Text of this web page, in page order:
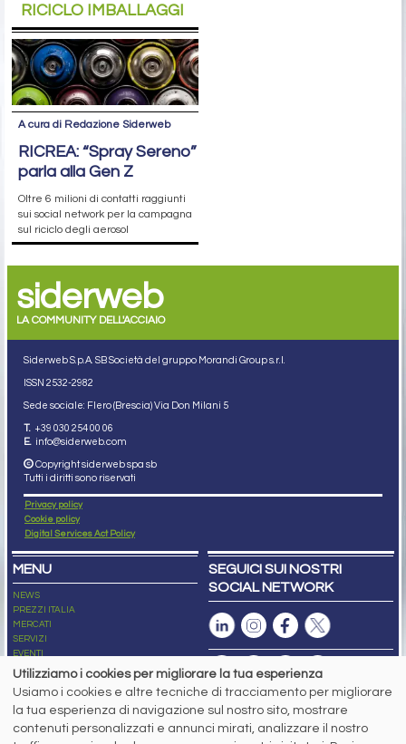
RICICLO IMBALLAGGI
A cura di Redazione Siderweb
RICREA: “Spray Sereno”
parla alla Gen Z
Oltre 6 milioni di contatti raggiunti
sui social network per la campagna
sul riciclo degli aerosol
siderweb
LA COMMUNITY DELL'ACCIAIO
Siderweb S.p.A. SB Società del gruppo Morandi Group s.r.l.
ISSN 2532-2982
Sede sociale: Flero (Brescia) Via Don Milani 5
T. +39 030 254 00 06
E. info@siderweb.com
Copyright siderweb spa sb
Tutti i diritti sono riservati
Privacy policy
Cookie policy
Digital Services Act Policy
MENU
NEWS
PREZZI ITALIA
MERCATI
SERVIZI
EVENTI
ABBONAMENTI
NEWSLETTER
SEGUICI SUI NOSTRI
SOCIAL NETWORK
Capitale Sociale: 190.000€ interamente versato
Registro delle Imprese di Brescia
Utilizziamo i cookies per migliorare la tua esperienza
Usiamo i cookies e altre tecniche di tracciamento per migliorare
la tua esperienza di navigazione sul nostro sito, mostrare
contenuti personalizzati e annunci mirati, analizzare il nostro